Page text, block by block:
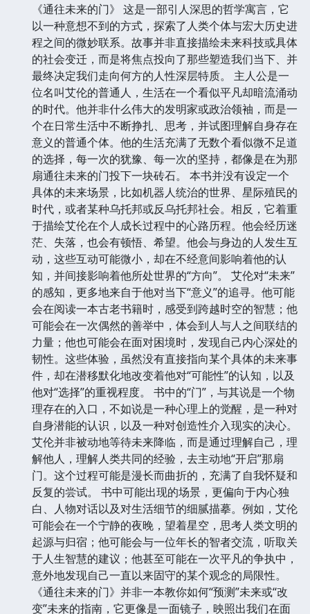
《通往未来的门》 这是一部引人深思的哲学寓言，它
以一种意想不到的方式，探索了人类个体与宏大历史进
程之间的微妙联系。故事并非直接描绘未来科技或具体
的社会变迁，而是将焦点投向了那些塑造我们当下、并
最终决定我们走向何方的人性深层特质。 主人公是一
位名叫艾伦的普通人，生活在一个看似平凡却暗流涌动
的时代。他并非什么伟大的发明家或政治领袖，而是一
个在日常生活中不断挣扎、思考，并试图理解自身存在
意义的普通个体。他的生活充满了无数个看似微不足道
的选择，每一次的犹豫、每一次的坚持，都像是在为那
扇通往未来的门投下一块砖石。 本书并没有设定一个
具体的未来场景，比如机器人统治的世界、星际殖民的
时代，或者某种乌托邦或反乌托邦社会。相反，它着重
于描绘艾伦在个人成长过程中的心路历程。他会经历迷
茫、失落，也会有顿悟、希望。他会与身边的人发生互
动，这些互动可能微小，却在不经意间影响着他的认
知，并间接影响着他所处世界的“方向”。 艾伦对“未来”
的感知，更多地来自于他对当下“意义”的追寻。他可能
会在阅读一本古老书籍时，感受到跨越时空的智慧；他
可能会在一次偶然的善举中，体会到人与人之间联结的
力量；他也可能会在面对困境时，发现自己内心深处的
韧性。这些体验，虽然没有直接指向某个具体的未来事
件，却在潜移默化地改变着他对“可能性”的认知，以及
他对“选择”的重视程度。 书中的“门”，与其说是一个物
理存在的入口，不如说是一种心理上的觉醒，是一种对
自身潜能的认识，以及一种对创造性介入现实的决心。
艾伦并非被动地等待未来降临，而是通过理解自己，理
解他人，理解人类共同的经验，去主动地“开启”那扇
门。这个过程可能是漫长而曲折的，充满了自我怀疑和
反复的尝试。 书中可能出现的场景，更偏向于内心独
白、人物对话以及对生活细节的细腻描摹。例如，艾伦
可能会在一个宁静的夜晚，望着星空，思考人类文明的
起源与归宿；他可能会与一位年长的智者交流，听取关
于人生智慧的建议；他甚至可能在一次平凡的争执中，
意外地发现自己一直以来固守的某个观念的局限性。
《通往未来的门》并非一本教你如何“预测”未来或“改
变”未来的指南，它更像是一面镜子，映照出我们在面